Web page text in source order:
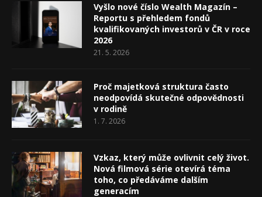
Vyšlo nové číslo Wealth Magazín –
Reportu s přehledem fondů
kvalifikovaných investorů v ČR v roce
2026
21. 5. 2026
Proč majetková struktura často
neodpovídá skutečné odpovědnosti
v rodině
1. 7. 2026
Vzkaz, který může ovlivnit celý život.
Nová filmová série otevírá téma
toho, co předáváme dalším
generacím